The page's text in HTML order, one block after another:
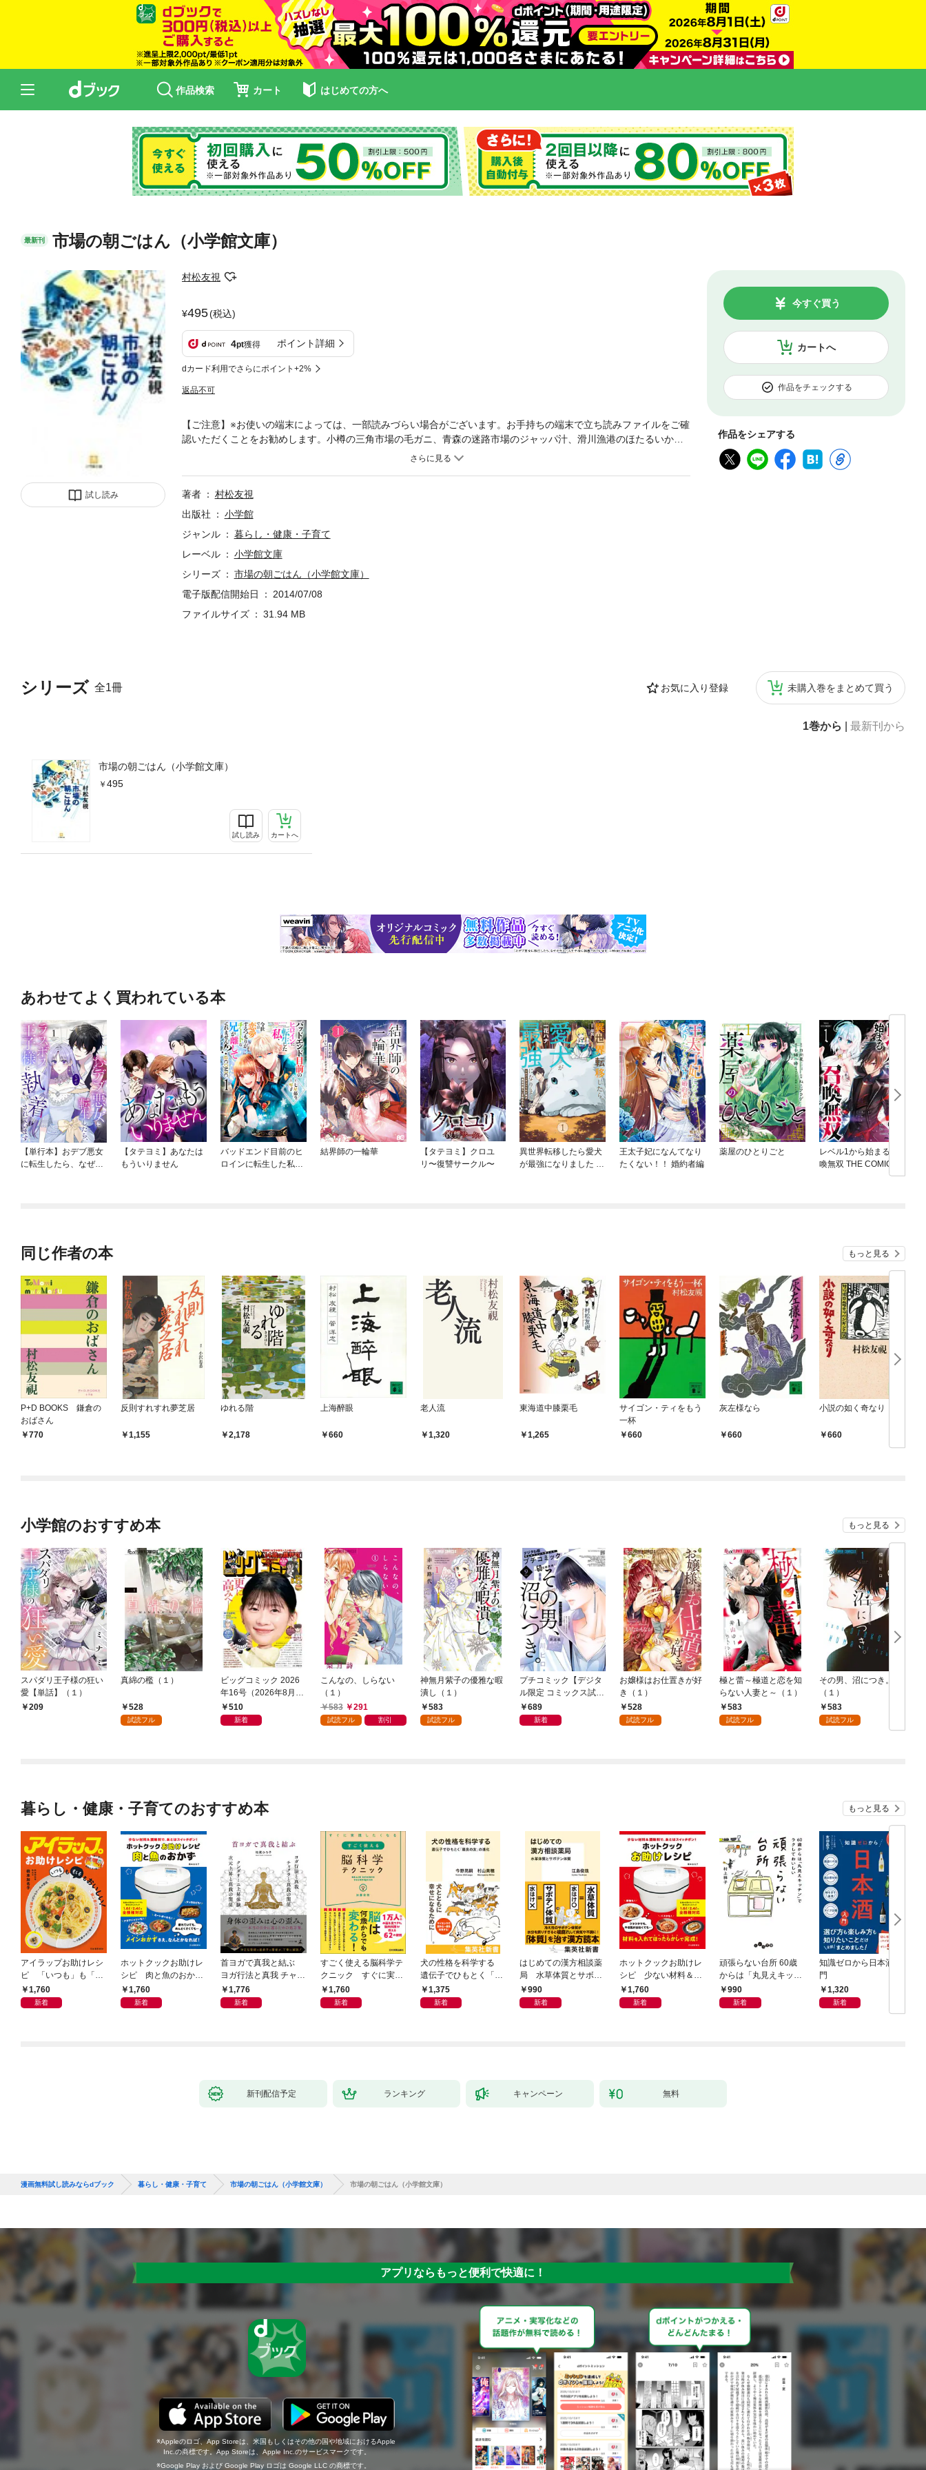
作品検索 カート はじめての方へ
最新刊 市場の朝ごはん（小学館文庫）
試し読み
村松友視
495(税込)
4pt獲得 ポイント詳細
dカード利用でさらにポイント+2%
返品不可
カートへ
今すぐ買う
作品をチェックする
作品をシェアする
シリーズ 全1冊 お気に入り登録 未購入巻をまとめて買う
1巻から 最新刊から
市場の朝ごはん（小学館文庫）
495
試し読み カートへ
【ご注意】※お使いの端末によっては、一部読みづらい場合がございます。お手持ちの端末で立ち読みファイルをご確
認いただくことをお勧めします。小樽の三角市場の毛ガニ、青森の迷路市場のジャッパ汁、滑川漁港のほたるいか、
八幡浜の鯛めし、那覇のゆしどうふ……と、生つばを飲みこむような日本の市場巡り。旅の達人、村上友視に案内さ
いユーモアをにじませる。おとなの味を求める新しい食紀行文集。※この商品は紙の書籍のページを画像にした電子書
籍です。文字サイズだけを拡大・縮小することはできませんので、予めご了承ください。 試し読みファイルにより、
著者
村松友視
出版社
小学館
ジャンル
暮らし・健康・子育て
レーベル
小学館文庫
シリーズ
市場の朝ごはん（小学館文庫）
電子版配信開始日
2014/07/08
ファイルサイズ
31.94 MB
あわせてよく買われている本
【単行本】おデブ悪女
に転生したら、なぜか
【タテヨミ】あなたは
もういりません
バッドエンド目前のヒ
ロインに転生した私、
結界師の一輪華
【タテヨミ】クロユ
リ〜復讐サークル〜
異世界転移したら愛犬
が最強になりました ～
王太子妃になんてなり
たくない！！ 婚約者編
薬屋のひとりごと
レベル1から始まる召
喚無双 THE COMIC
同じ作者の本 もっと見る
P+D BOOKS 鎌倉の
おばさん
770
反則すれすれ夢芝居
1,155
ゆれる階
2,178
上海醉眼
660
老人流
1,320
東海道中膝栗毛
1,265
サイゴン・ティをもう
一杯
660
灰左様なら
660
小説の如く奇なり
660
小学館のおすすめ本 もっと見る
スパダリ王子様の狂い
愛【単話】（１）
209
真綿の檻（１）
528
試読フル
ビッグコミック 2026
年16号（2026年8月7
日発売）
510
新着
こんなの、しらない
（１）
583
291
試読フル 割引
神無月紫子の優雅な暇
潰し（１）
583
試読フル
プチコミック【デジタ
ル限定 コミックス試し
読み特典付き】 2026
年9月号（2026年8月7
689
新着
お嬢様はお仕置きが好
き（１）
528
試読フル
極と蕾～極道と恋を知
らない人妻と～（１）
583
試読フル
その男、沼につき。
（１）
583
試読フル
暮らし・健康・子育てのおすすめ本 もっと見る
アイラップお助けレシ
ピ 「いつも」も「も
しも」もおいしい！
1,760
新着
ホットクックお助けレ
シピ 肉と魚のおか
ず 少ない材料＆調味
料で、あとはスイッチ
1,760
新着
首ヨガで真我と結ぶ
ヨガ行法と真我 チャク
ラと真我の関係 クンダ
リーニ上昇体験 次元上
1,776
新着
すごく使える脳科学テ
クニック すぐに実践
したくなる
1,760
新着
犬の性格を科学する
遺伝子でひもとく「最
良の友」の進化
1,375
新着
はじめての漢方相談薬
局 水草体質とサボテ
ン体質
990
新着
ホットクックお助けレ
シピ 少ない材料＆調
味料で、あとはスイッ
チポン！
1,760
新着
頑張らない台所 60歳
からは「丸見えキッチ
ン」でラクしておいし
い
990
新着
知識ゼロから日本酒入
門
1,320
新着
新刊配信予定 ランキング キャンペーン 無料
漫画無料試し読みならdブック 暮らし・健康・子育て 市場の朝ごはん（小学館文庫） 市場の朝ごはん（小学館文庫）
アプリならもっと便利で快適に！
Appleのロゴ、App Storeは、米国もしくはその他の国や地域におけるApple
Inc.の商標です。App Storeは、Apple Inc.のサービスマークです。
Google Play および Google Play ロゴは Google LLC の商標です。